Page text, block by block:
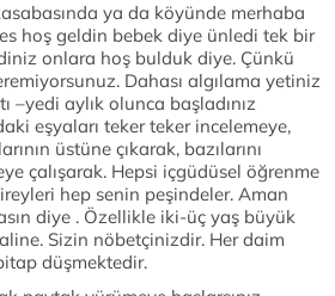
ya da köyünde merhaba
hoş geldin bebek diye ünledi tek bir
onlara hoş bulduk diye. Çünkü
Dahası algılama yetiniz
–yedi aylık olunca başladınız
eşyaları teker teker incelemeye,
üstüne çıkarak, bazılarını
çalışarak. Hepsi içgüdüsel öğrenme
hep senin peşindeler. Aman
diye . Özellikle iki-üç yaş büyük
Sizin nöbetçinizdir. Her daim
düşmektedir.